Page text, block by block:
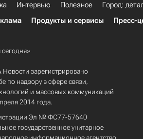
Интервью Полезное
Город:
Продукты и сервисы Пресс-
зарегистрировано
по надзору в сфере связи,
и массовых коммуникаций
2014 года.
Эл № ФС77-57640
государственное унитарное